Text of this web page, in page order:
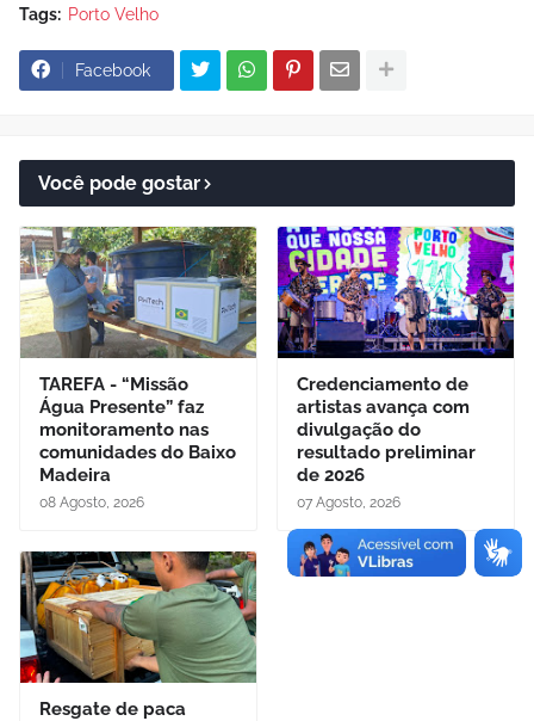
Tags: Porto Velho
Facebook
Você pode gostar
TAREFA - “Missão
Água Presente” faz
monitoramento nas
comunidades do Baixo
Madeira
08 Agosto, 2026
Credenciamento de
artistas avança com
divulgação do
resultado preliminar
de 2026
07 Agosto, 2026
Resgate de paca